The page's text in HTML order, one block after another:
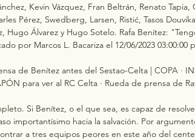
Kevin Vázquez, Fran Beltrán, Renato Tapia,
Pérez, Swedberg, Larsen, Ristić, Tasos
Hugo Álvarez y Hugo Sotelo. Rafa Benítez:
por Marcos L. Bacariza el 12/06/2023 03:00:00
de Benítez antes del Sestao-Celta | COPA ·
para ver al RC Celta · Rueda de prensa de
Si Benítez, o el que sea, es capaz de
importantísimo hacia la salvación. Por
a tres equipos peores en este año del